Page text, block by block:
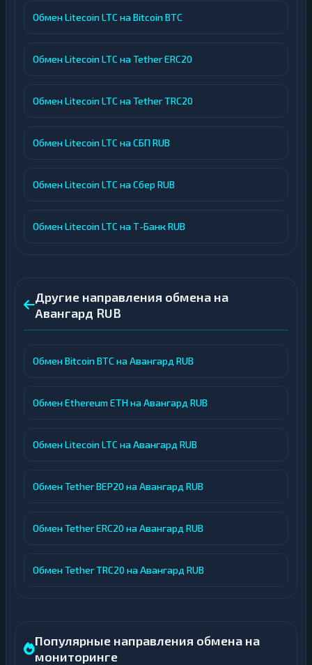
Обмен Litecoin LTC на Bitcoin BTC
Обмен Litecoin LTC на Tether ERC20
Обмен Litecoin LTC на Tether TRC20
Обмен Litecoin LTC на СБП RUB
Обмен Litecoin LTC на Сбер RUB
Обмен Litecoin LTC на Т-Банк RUB
Другие направления обмена на
Авангард RUB
Обмен Bitcoin BTC на Авангард RUB
Обмен Ethereum ETH на Авангард RUB
Обмен Litecoin LTC на Авангард RUB
Обмен Tether BEP20 на Авангард RUB
Обмен Tether ERC20 на Авангард RUB
Обмен Tether TRC20 на Авангард RUB
Популярные направления обмена на
мониторинге